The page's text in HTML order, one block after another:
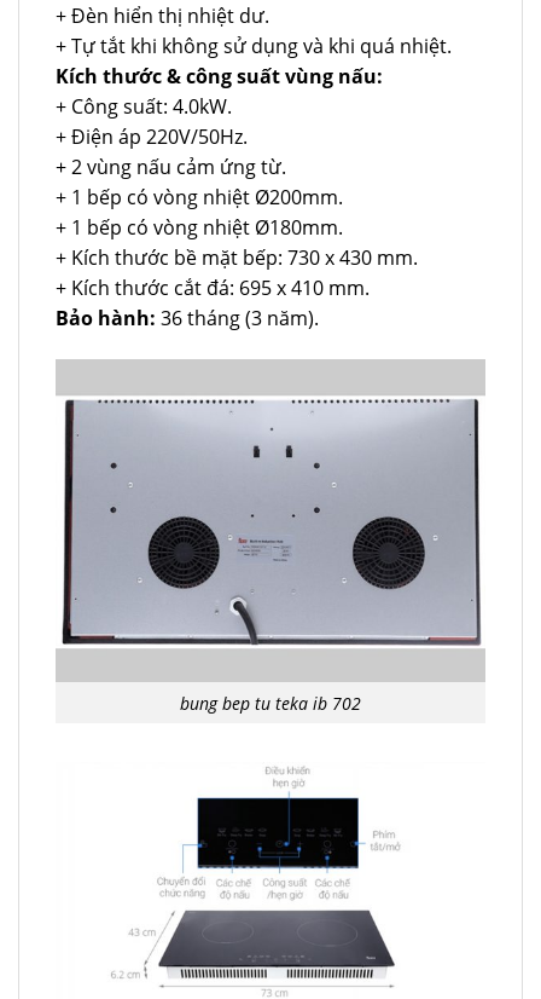
+ Đèn hiển thị nhiệt dư.
+ Tự tắt khi không sử dụng và khi quá nhiệt.
Kích thước & công suất vùng nấu:
+ Công suất: 4.0kW.
+ Điện áp 220V/50Hz.
+ 2 vùng nấu cảm ứng từ.
+ 1 bếp có vòng nhiệt Ø200mm.
+ 1 bếp có vòng nhiệt Ø180mm.
+ Kích thước bề mặt bếp: 730 x 430 mm.
+ Kích thước cắt đá: 695 x 410 mm.
Bảo hành: 36 tháng (3 năm).
bung bep tu teka ib 702